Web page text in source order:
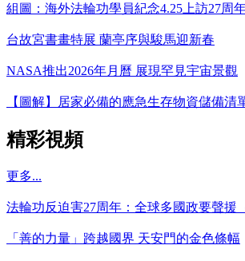
組圖：海外法輪功學員紀念4.25上訪27周
台故宮書畫特展 蘭亭序與駿馬迎新春
NASA推出2026年月曆 展現罕見宇宙景觀
【圖解】居家必備的應急生存物資儲備清
精彩視頻
更多...
法輪功反迫害27周年：全球多國政要聲援
「善的力量」跨越國界 天安門的金色條幅